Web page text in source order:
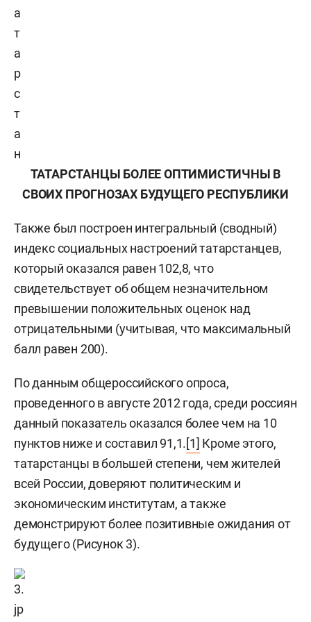
а
т
а
р
с
т
а
н
ТАТАРСТАНЦЫ БОЛЕЕ ОПТИМИСТИЧНЫ В
СВОИХ ПРОГНОЗАХ БУДУЩЕГО РЕСПУБЛИКИ
Также был построен интегральный (сводный)
индекс социальных настроений татарстанцев,
который оказался равен 102,8, что
свидетельствует об общем незначительном
превышении положительных оценок над
отрицательными (учитывая, что максимальный
балл равен 200).
По данным общероссийского опроса,
проведенного в августе 2012 года, среди россиян
данный показатель оказался более чем на 10
пунктов ниже и составил 91,1.[1] Кроме этого,
татарстанцы в большей степени, чем жителей
всей России, доверяют политическим и
экономическим институтам, а также
демонстрируют более позитивные ожидания от
будущего (Рисунок 3).